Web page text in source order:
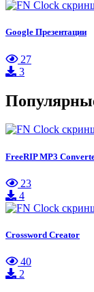
Google Презентации
27
3
FreeRIP MP3
23
4
Crossword Creator
40
2